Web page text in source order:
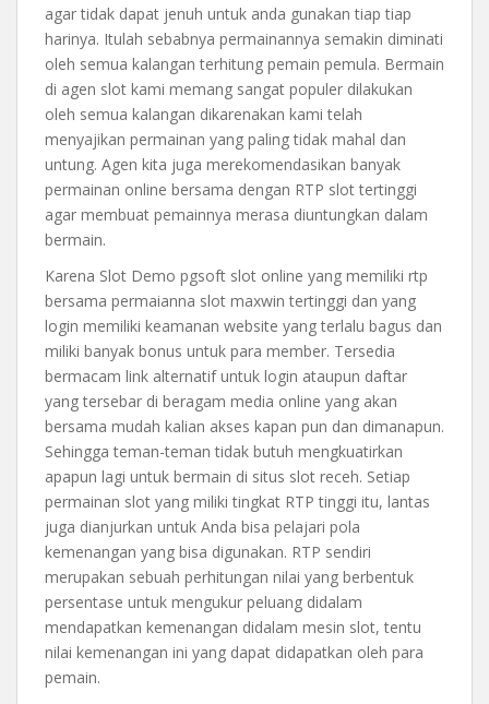
agar tidak dapat jenuh untuk anda gunakan tiap tiap
harinya. Itulah sebabnya permainannya semakin diminati
oleh semua kalangan terhitung pemain pemula. Bermain
di agen slot kami memang sangat populer dilakukan
oleh semua kalangan dikarenakan kami telah
menyajikan permainan yang paling tidak mahal dan
untung. Agen kita juga merekomendasikan banyak
permainan online bersama dengan RTP slot tertinggi
agar membuat pemainnya merasa diuntungkan dalam
bermain.
Karena Slot Demo pgsoft slot online yang memiliki rtp
bersama permaianna slot maxwin tertinggi dan yang
login memiliki keamanan website yang terlalu bagus dan
miliki banyak bonus untuk para member. Tersedia
bermacam link alternatif untuk login ataupun daftar
yang tersebar di beragam media online yang akan
bersama mudah kalian akses kapan pun dan dimanapun.
Sehingga teman-teman tidak butuh mengkuatirkan
apapun lagi untuk bermain di situs slot receh. Setiap
permainan slot yang miliki tingkat RTP tinggi itu, lantas
juga dianjurkan untuk Anda bisa pelajari pola
kemenangan yang bisa digunakan. RTP sendiri
merupakan sebuah perhitungan nilai yang berbentuk
persentase untuk mengukur peluang didalam
mendapatkan kemenangan didalam mesin slot, tentu
nilai kemenangan ini yang dapat didapatkan oleh para
pemain.